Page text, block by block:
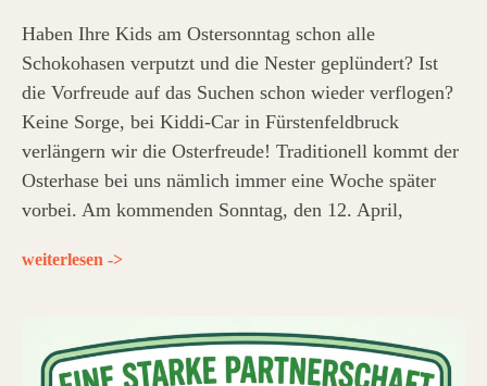
Haben Ihre Kids am Ostersonntag schon alle
Schokohasen verputzt und die Nester geplündert? Ist
die Vorfreude auf das Suchen schon wieder verflogen?
Keine Sorge, bei Kiddi-Car in Fürstenfeldbruck
verlängern wir die Osterfreude! Traditionell kommt der
Osterhase bei uns nämlich immer eine Woche später
vorbei. Am kommenden Sonntag, den 12. April,
weiterlesen ->